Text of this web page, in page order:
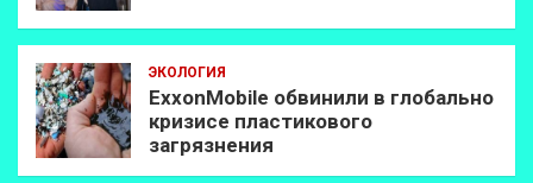
ЭКОЛОГИЯ
ExxonMobilе обвинили в глобально
кризисе пластикового
загрязнения